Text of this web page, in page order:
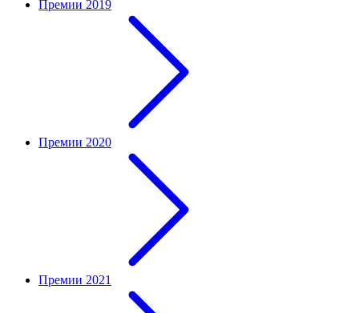
Премии 2019
Премии 2020
Премии 2021